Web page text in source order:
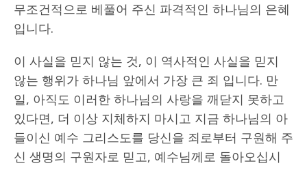
무조건적으로 베풀어 주신 파격적인 하나님의 은혜
입니다.
이 사실을 믿지 않는 것, 이 역사적인 사실을 믿지
않는 행위가 하나님 앞에서 가장 큰 죄 입니다. 만
일, 아직도 이러한 하나님의 사랑을 깨닫지 못하고
있다면, 더 이상 지체하지 마시고 지금 하나님의 아
들이신 예수 그리스도를 당신을 죄로부터 구원해 주
신 생명의 구원자로 믿고, 예수님께로 돌아오십시